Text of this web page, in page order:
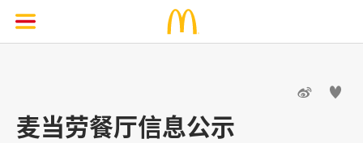
 
麦当劳餐厅信息公示